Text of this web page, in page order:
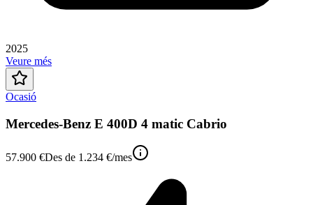
2025
Veure més
Ocasió
Mercedes-Benz E 400D 4 matic Cabrio
57.900 €Des de 1.234 €/mes